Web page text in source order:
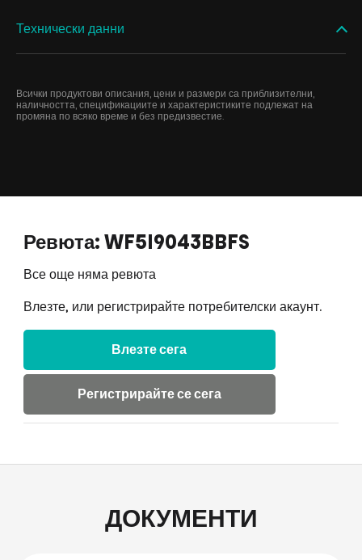
Технически данни
Всички продуктови описания, цени и размери са приблизителни,
наличността, спецификациите и характеристиките подлежат на
промяна по всяко време и без предизвестие.
Ревюта: WF5I9043BBFS
Все още няма ревюта
Влезте, или регистрирайте потребителски акаунт.
Влезте сега
Регистрирайте се сега
ДОКУМЕНТИ